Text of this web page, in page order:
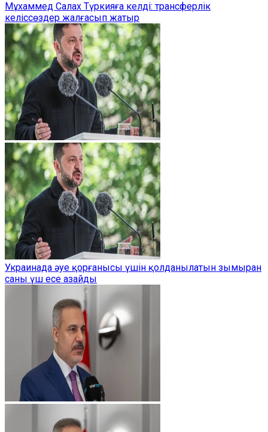
Мұхаммед Салах Түркияға келді: трансферлік
келіссөздер жалғасып жатыр
Украинада әуе қорғанысы үшін қолданылатын зымыран
саны үш есе азайды